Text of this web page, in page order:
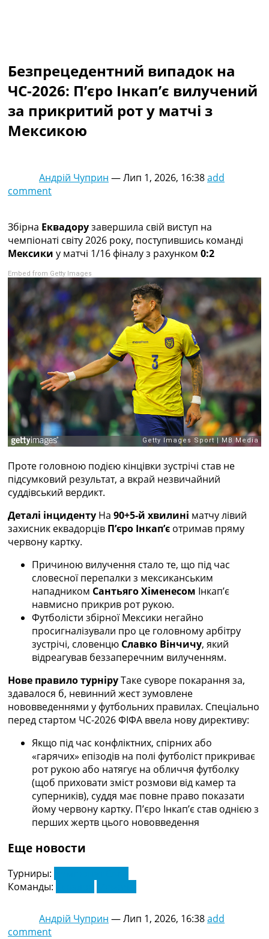
Україна. Перша Ліга
Ліга Чемпіонів
Англія. Прем’єр-Ліга
Іспанія. Ла Ліга
Ще Турніри >>>
Таблиці
Таблиця АПЛ
Всі таблиці >>>
Рейтинги
Рейтинг країн УЄФА
Рейтинг клубів УЄФА
Рейтинг ФІФА
Телепрограма
RU
UA
Categories
Головна
Новини футболу
Відео
Новини футболу України
Футбольні трансфери
Останні коментарі
Логін
Рейтінги
Правила
Колективний прогноз
Турніри
Чемпіонат Світу
Україна. Прем’єр-Ліга
Україна. Перша Ліга
Ліга Чемпіонів
Англія. Прем’єр-Ліга
Іспанія. Ла Ліга
Ще Турніри >>>
Таблиці
Чемпіонат Світу. Турнирні таблиці
Таблиця УПЛ
Перша Ліга
Таблиця АПЛ
Таблиця Ла Ліги
Таблиця Ліги Чемпіонів
Всі таблиці >>>
Рейтинг країн УЄФА
Рейтинг клубів УЄФА
Рейтинг ФІФА
Телепрограма
Безпрецедентний випадок на
ЧС-2026: П’єро Інкап’є вилучений
за прикритий рот у матчі з
Мексикою
Андрій Чуприн —Лип 1, 2026, 16:38add
comment
Збірна Еквадорузавершила свій виступ на
чемпіонаті світу 2026 року, поступившись команді
Мексики у матчі 1/16 фіналу з рахунком 0:2
Embed from Getty Images
Проте головною подією кінцівки зустрічі став не
підсумковий результат, а вкрай незвичайний
суддівський вердикт.
Деталі інциденту На 90+5-й хвилині матчу лівий
захисник еквадорців П’єро Інкап’є отримав пряму
червону картку.
Причиною вилучення стало те, що під час
словесної перепалки з мексиканським
нападником Сантьяго Хіменесом Інкап’є
навмисно прикрив рот рукою.
Футболісти збірної Мексики негайно
просигналізували про це головному арбітру
зустрічі, словенцю Славко Вінчичу, який
відреагував беззаперечним вилученням.
Нове правило турніруТаке суворе покарання за,
здавалося б, невинний жест зумовлене
нововведеннями у футбольних правилах. Спеціально
перед стартом ЧС-2026 ФІФА ввела нову директиву:
Якщо під час конфліктних, спірних або
«гарячих» епізодів на полі футболіст прикриває
рот рукою або натягує на обличчя футболку
(щоб приховати зміст розмови від камер та
суперників), суддя має повне право показати
йому червону картку. П’єро Інкап’є став однією з
перших жертв цього нововведення
Еще новости
Турниры:
Команды:
Андрій Чуприн —Лип 1, 2026, 16:38add
comment